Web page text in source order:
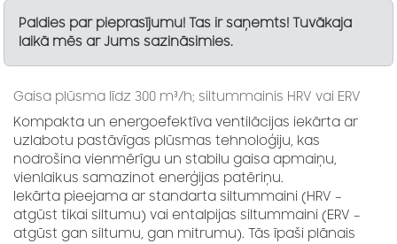
Paldies par pieprasījumu! Tas ir saņemts! Tuvākaja
laikā mēs ar Jums sazināsimies.
Gaisa plūsma līdz 300 m³/h; siltummainis HRV vai ERV
Kompakta un energoefektīva ventilācijas iekārta ar
uzlabotu pastāvīgas plūsmas tehnoloģiju, kas
nodrošina vienmērīgu un stabilu gaisa apmaiņu,
vienlaikus samazinot enerģijas patēriņu.
Iekārta pieejama ar standarta siltummaini (HRV –
atgūst tikai siltumu) vai entalpijas siltummaini (ERV –
atgūst gan siltumu, gan mitrumu). Tās īpaši plānais